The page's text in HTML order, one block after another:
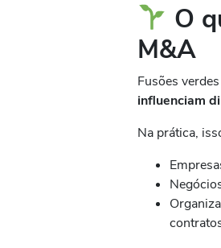
O
M&A
Fusões
influenciam
Na prática,